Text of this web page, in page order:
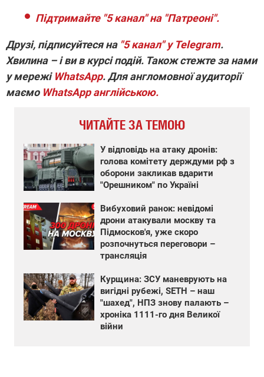
Підтримайте "5 канал" на "Патреоні".
Друзі, підписуйтеся на "5 канал" у Telegram.
Хвилина – і ви в курсі подій. Також стежте за нами
у мережі WhatsApp. Для англомовної аудиторії
маємо WhatsApp англійською.
ЧИТАЙТЕ ЗА ТЕМОЮ
У відповідь на атаку дронів:
голова комітету держдуми рф з
оборони закликав вдарити
"Орешником" по Україні
Вибуховий ранок: невідомі
дрони атакували москву та
Підмосков'я, уже скоро
розпочнуться переговори –
трансляція
Курщина: ЗСУ маневрують на
вигідні рубежі, SETH – наш
"шахед", НПЗ знову палають –
хроніка 1111-го дня Великої
війни